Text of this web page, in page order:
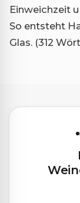
Einweichzeit
So entsteht
Glas. (312